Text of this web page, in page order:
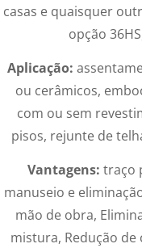
casas e quaisquer
opção
Aplicação:
ou cerâmicos,
com ou sem
pisos, rejunte de
Vantagens: traço
manuseio e
mão de obra,
mistura, Redução